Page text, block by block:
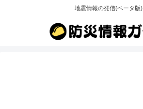
地震情報の発信(ベータ版)